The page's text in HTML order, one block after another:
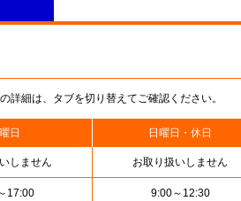
細は、タブを切り替えてご確認ください。
日 日曜日・休日
しません お取り扱いしません
17:00 9:00～12:30